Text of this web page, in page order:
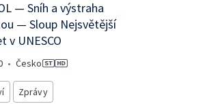
— Sníh a výstraha
— Sloup Nejsvětější
v UNESCO
• Česko
Zprávy